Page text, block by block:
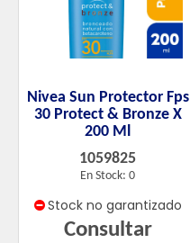
Nivea Sun Protector Fps
30 Protect & Bronze X
200 Ml
1059825
En Stock: 0
Stock no garantizado
Consultar